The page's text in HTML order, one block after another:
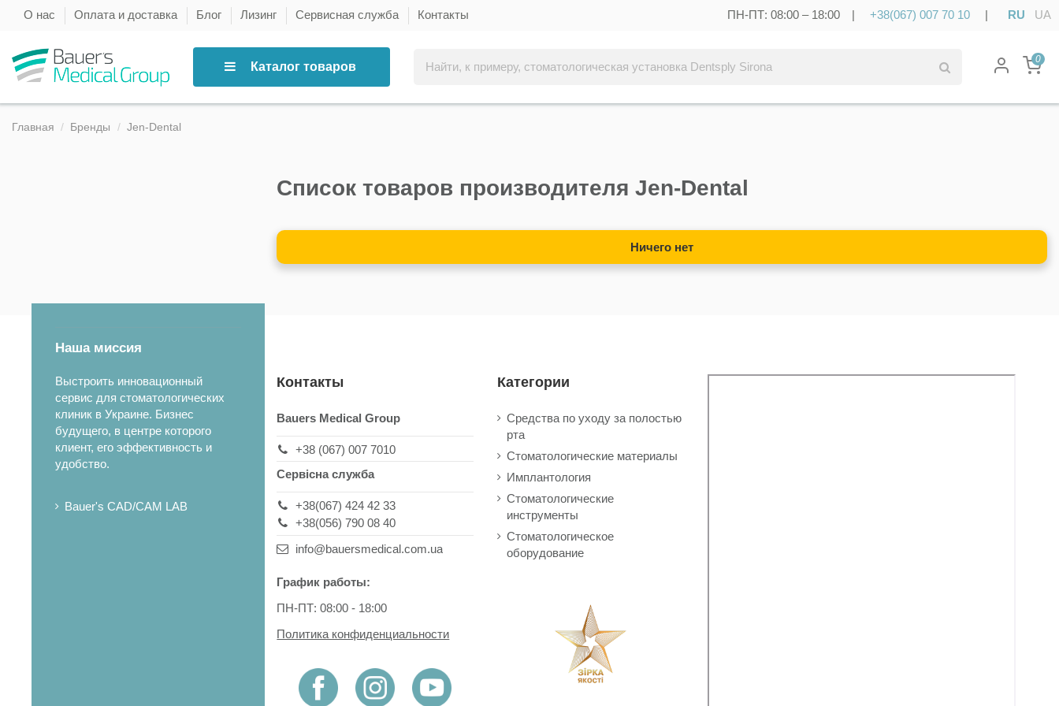
О нас Оплата и доставка Блог Лизинг Сервисная служба Контакты ПН-ПТ: 08:00 – 18:00 | +38(067) 007 70 10 | RU UA
Каталог товаров
0
Главная Бренды Jen-Dental
Список товаров производителя Jen-Dental
Ничего нет
Наша миссия
Выстроить инновационный
сервис для стоматологических
клиник в Украине. Бизнес
будущего, в центре которого
клиент, его эффективность и
удобство.
Bauer's CAD/CAM LAB
Контакты
Bauers Medical Group
+38 (067) 007 7010
Сервісна служба
+38(067) 424 42 33
+38(056) 790 08 40
info@bauersmedical.com.ua
График работы:
ПН-ПТ: 08:00 - 18:00
Политика конфиденциальности
Категории
Средства по уходу за полостью
рта
Стоматологические материалы
Имплантология
Стоматологические
инструменты
Стоматологическое
оборудование